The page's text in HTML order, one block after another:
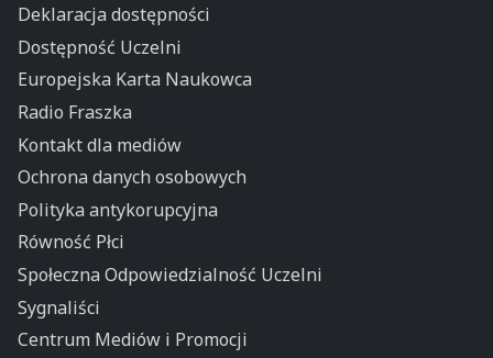
Deklaracja dostępności
Dostępność Uczelni
Europejska Karta Naukowca
Radio Fraszka
Kontakt dla mediów
Ochrona danych osobowych
Polityka antykorupcyjna
Równość Płci
Społeczna Odpowiedzialność Uczelni
Sygnaliści
Centrum Mediów i Promocji